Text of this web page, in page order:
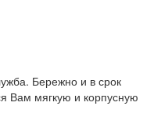
Бережно и в срок
Вам мягкую и корпусную